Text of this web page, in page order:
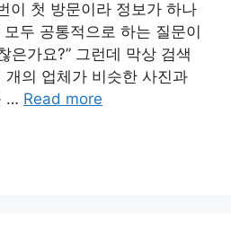
이 첫 방문이라 정보가 하나
두 공통적으로 하는 질문이
은가요?” 그런데 막상 검색
개의 업체가 비슷한 사진과
… Read more